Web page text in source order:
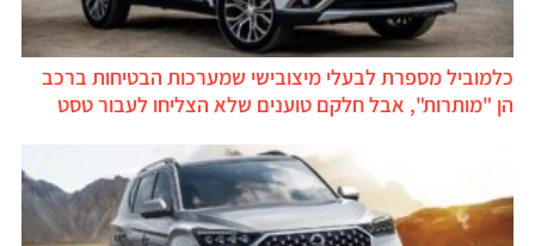
כלמוביל מספרת לבעלי מיצובישי שמערכות הבטיחות ברכב
הן "מותרות", אבל חלקם טוענים שלא הצליחו לעבור טסט